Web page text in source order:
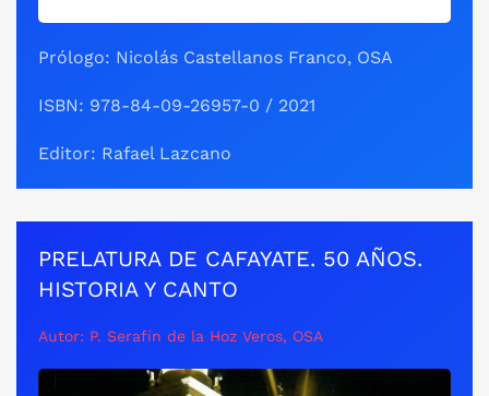
Prólogo: Nicolás Castellanos Franco, OSA
ISBN: 978-84-09-26957-0 / 2021
Editor: Rafael Lazcano
PRELATURA DE CAFAYATE. 50 AÑOS.
HISTORIA Y CANTO
Autor: P. Serafín de la Hoz Veros, OSA